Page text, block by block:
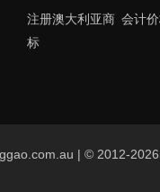
注册澳大利亚商
标
会计
| © 2012-